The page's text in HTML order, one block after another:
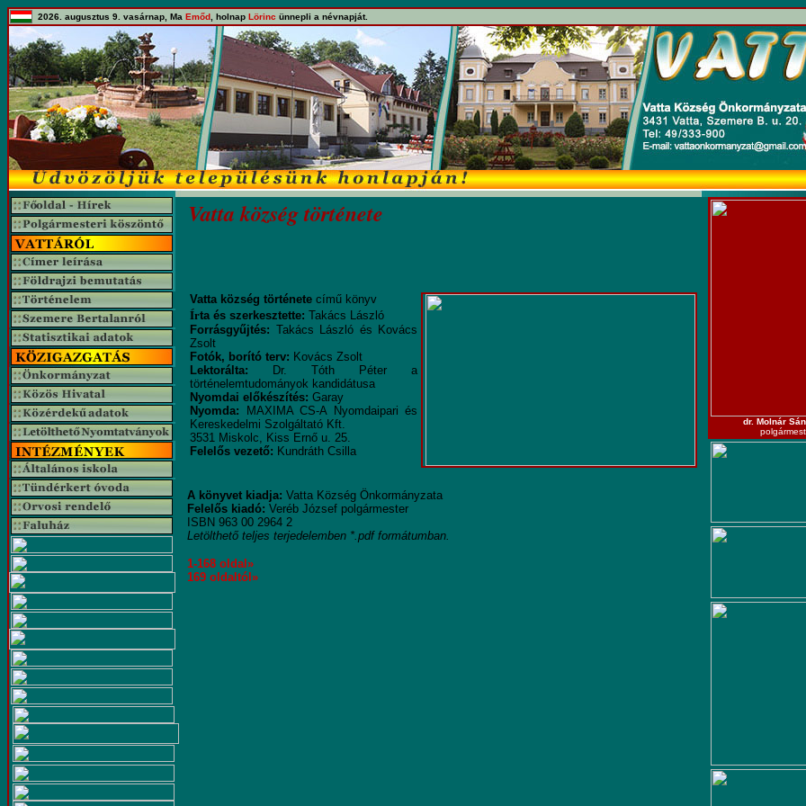
2026. augusztus 9. vasárnap, Ma Emőd , holnap Lörinc ünnepli a névnapját.
Vatta község története
Vatta község története című könyv
Írta és szerkesztette: Takács László
Forrásgyűjtés: Takács László és Kovács
Zsolt
Fotók, borító terv: Kovács Zsolt
Lektorálta: Dr. Tóth Péter a
történelemtudományok kandidátusa
Nyomdai előkészítés: Garay
Nyomda: MAXIMA CS-A Nyomdaipari és
Kereskedelmi Szolgáltató Kft.
3531 Miskolc, Kiss Ernő u. 25.
Felelős vezető: Kundráth Csilla
A könyvet kiadja: Vatta Község Önkormányzata
Felelős kiadó: Veréb József polgármester
ISBN 963 00 2964 2
Letölthető teljes terjedelemben *.pdf formátumban.
1-168 oldal»
169 oldaltól»
dr. Molnár